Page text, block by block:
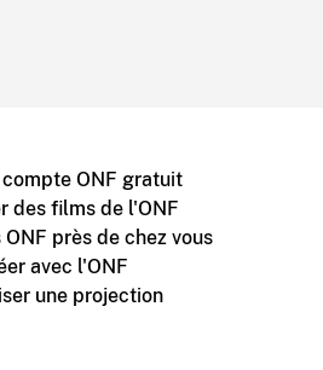
compte ONF gratuit
des films de l'ONF
ONF près de chez vous
avec l'ONF
une projection